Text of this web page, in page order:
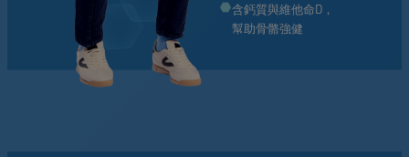
含鈣質與維他命D，
幫助骨骼強健